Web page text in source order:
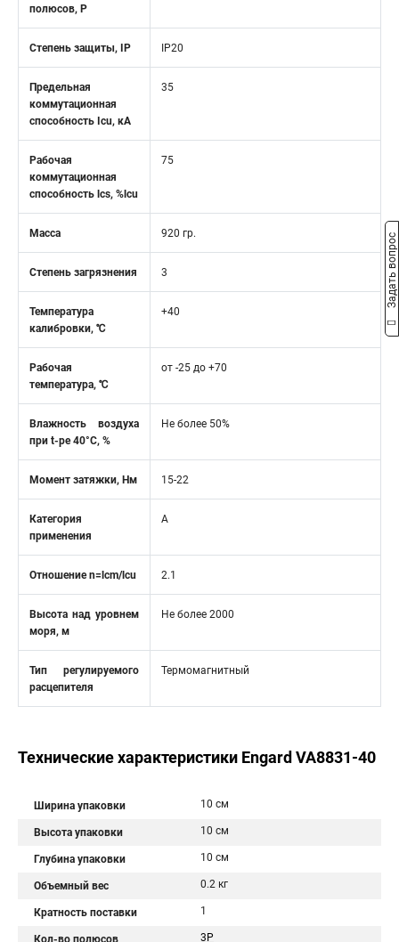
полюсов, Р
Степень защиты, IP IP20
Предельная
коммутационная
способность Icu, кА
35
Рабочая
коммутационная
способность lcs, %lcu
75
Масса 920 гр.
Степень загрязнения 3
Температура
калибровки, ℃
+40
Рабочая
температура, ℃
от -25 до +70
Влажность воздуха
при t-ре 40°C, %
Не более 50%
Момент затяжки, Нм 15-22
Категория
применения
A
Отношение n=lcm/lcu 2.1
Высота над уровнем
моря, м
Не более 2000
Тип регулируемого
расцепителя
Термомагнитный
Технические характеристики Engard VA8831-40
Ширина упаковки 10 см
Высота упаковки 10 см
Глубина упаковки 10 см
Объемный вес 0.2 кг
Кратность поставки 1
Кол-во полюсов 3P
Задать вопрос